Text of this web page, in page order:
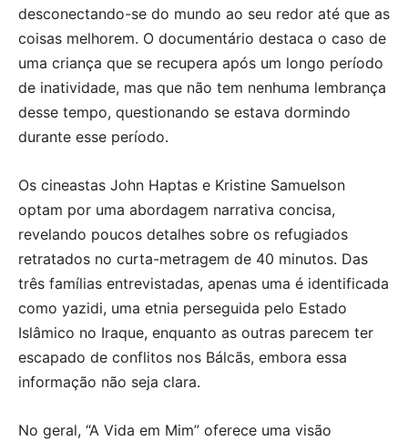
desconectando-se do mundo ao seu redor até que as
coisas melhorem. O documentário destaca o caso de
uma criança que se recupera após um longo período
de inatividade, mas que não tem nenhuma lembrança
desse tempo, questionando se estava dormindo
durante esse período.
Os cineastas John Haptas e Kristine Samuelson
optam por uma abordagem narrativa concisa,
revelando poucos detalhes sobre os refugiados
retratados no curta-metragem de 40 minutos. Das
três famílias entrevistadas, apenas uma é identificada
como yazidi, uma etnia perseguida pelo Estado
Islâmico no Iraque, enquanto as outras parecem ter
escapado de conflitos nos Bálcãs, embora essa
informação não seja clara.
No geral, “A Vida em Mim” oferece uma visão